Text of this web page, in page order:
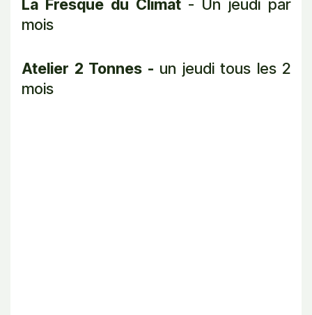
La Fresque du Climat - Un jeudi par
mois
Atelier 2 Tonnes - un jeudi tous les 2
mois